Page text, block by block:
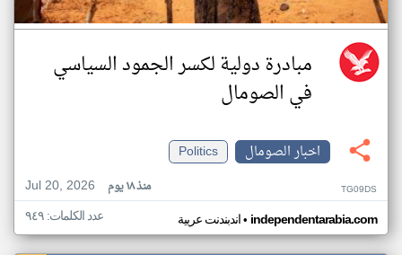
مبادرة دولية لكسر الجمود السياسي
في الصومال
اخبار الصومال
Politics
Jul 20, 2026
منذ ١٨ يوم TG09DS
اندبندنت عربية• independentarabia.com عدد الكلمات: ٩٤٩